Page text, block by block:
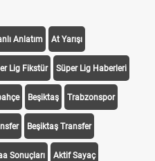
Anlatım At Yarışı
Lig Fikstür Süper Lig Haberleri
Beşiktaş Trabzonspor
Beşiktaş Transfer
Sonuçları Aktif Sayaç